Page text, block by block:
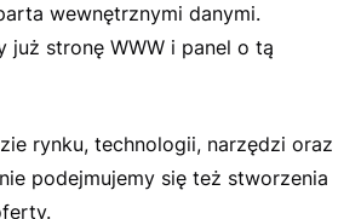
wewnętrznymi danymi.
już stronę WWW i panel o tą
rynku, technologii, narzędzi oraz
podejmujemy się też stworzenia